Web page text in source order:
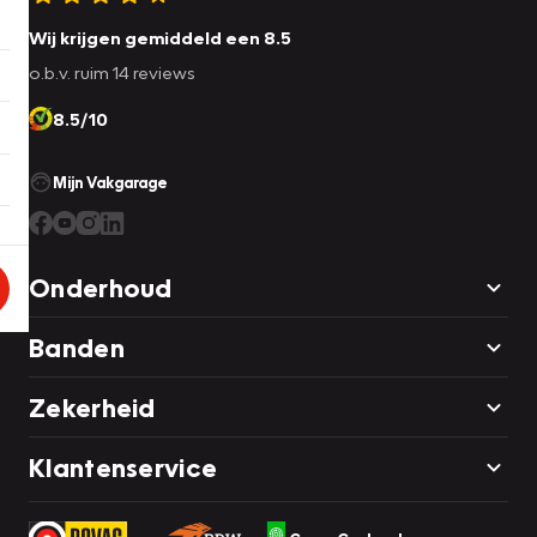
Wij krijgen gemiddeld een 8.5
o.b.v. ruim 14 reviews
8.5/10
Mijn Vakgarage
Onderhoud
Banden
Zekerheid
Klantenservice